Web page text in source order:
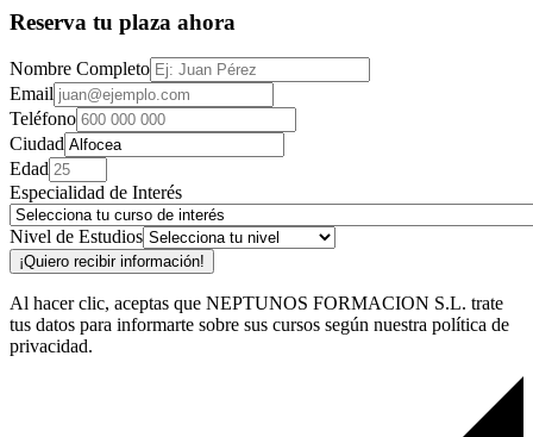
Reserva tu plaza ahora
Nombre Completo
Email
Teléfono
Ciudad
Edad
Especialidad de Interés
Nivel de Estudios
¡Quiero recibir información!
Al hacer clic, aceptas que NEPTUNOS FORMACION S.L. trate
tus datos para informarte sobre sus cursos según nuestra política de
privacidad.